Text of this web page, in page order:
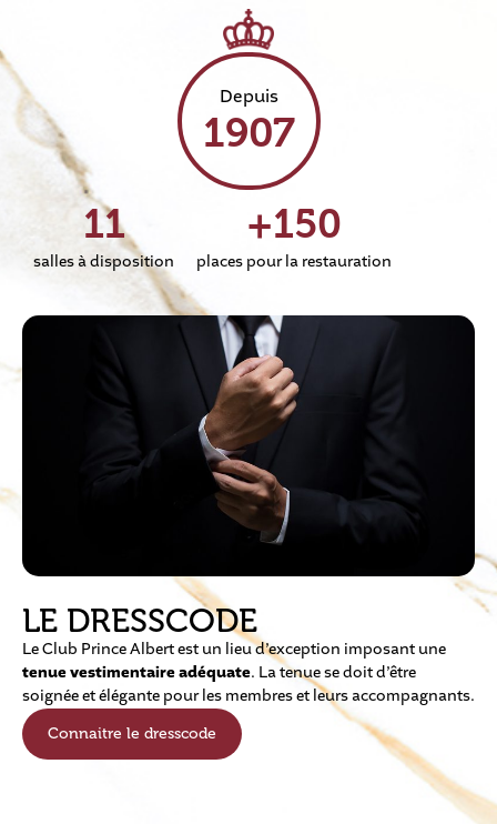
Depuis
1907
11
salles à disposition
+150
places pour la restauration
LE DRESSCODE
Le Club Prince Albert est un lieu d’exception imposant une
tenue vestimentaire adéquate. La tenue se doit d’être
soignée et élégante pour les membres et leurs accompagnants.
Connaitre le dresscode